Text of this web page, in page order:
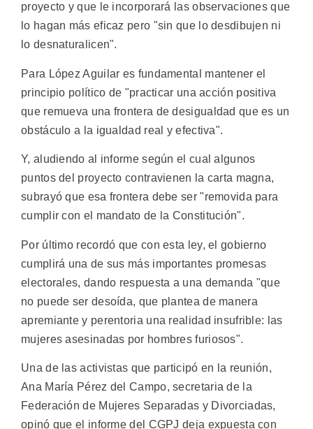
proyecto y que le incorporará las observaciones que
lo hagan más eficaz pero "sin que lo desdibujen ni
lo desnaturalicen".
Para López Aguilar es fundamental mantener el
principio político de "practicar una acción positiva
que remueva una frontera de desigualdad que es un
obstáculo a la igualdad real y efectiva".
Y, aludiendo al informe según el cual algunos
puntos del proyecto contravienen la carta magna,
subrayó que esa frontera debe ser "removida para
cumplir con el mandato de la Constitución".
Por último recordó que con esta ley, el gobierno
cumplirá una de sus más importantes promesas
electorales, dando respuesta a una demanda "que
no puede ser desoída, que plantea de manera
apremiante y perentoria una realidad insufrible: las
mujeres asesinadas por hombres furiosos".
Una de las activistas que participó en la reunión,
Ana María Pérez del Campo, secretaria de la
Federación de Mujeres Separadas y Divorciadas,
opinó que el informe del CGPJ deja expuesta con